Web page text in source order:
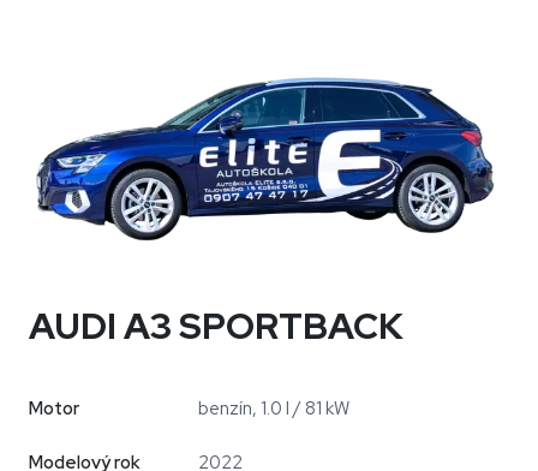
AUDI A3 SPORTBACK
Motor benzín, 1.0 l / 81 kW
Modelový rok 2022